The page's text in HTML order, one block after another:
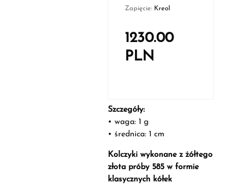
Zapięcie: Kreol
1230.00
PLN
Szczegóły:
• waga: 1 g
• średnica: 1 cm
Kolczyki wykonane z żółtego
złota próby 585 w formie
klasycznych kółek